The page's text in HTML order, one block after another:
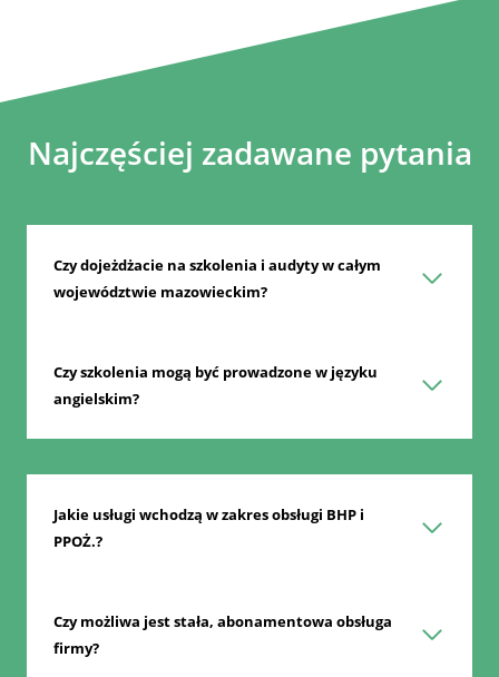
Najczęściej zadawane pytania
Czy dojeżdżacie na szkolenia i audyty w całym
województwie mazowieckim?
Czy szkolenia mogą być prowadzone w języku
angielskim?
Jakie usługi wchodzą w zakres obsługi BHP i
PPOŻ.?
Czy możliwa jest stała, abonamentowa obsługa
firmy?